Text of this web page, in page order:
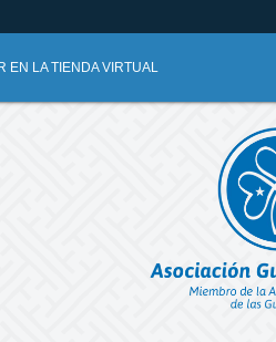
EN LA TIENDA VIRTUAL